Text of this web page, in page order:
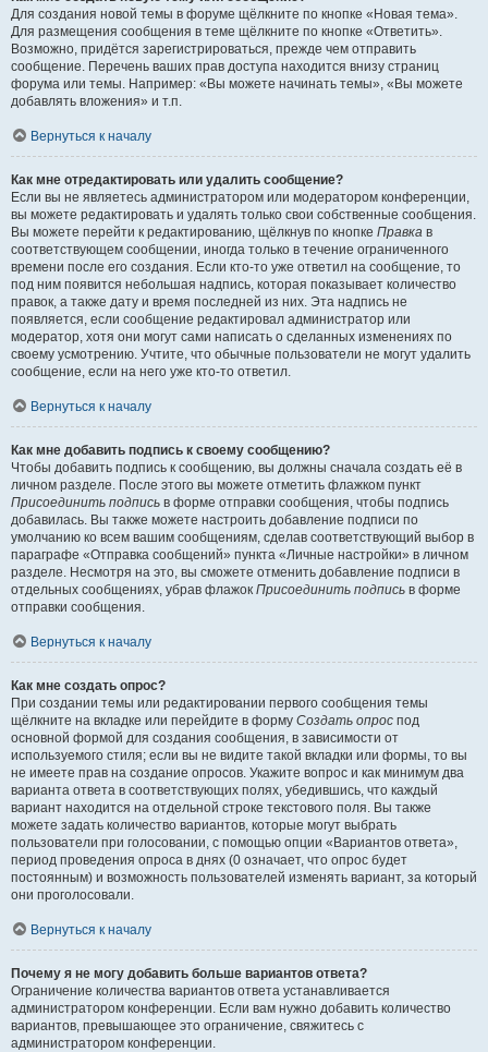
Для создания новой темы в форуме щёлкните по кнопке «Новая тема».
Для размещения сообщения в теме щёлкните по кнопке «Ответить».
Возможно, придётся зарегистрироваться, прежде чем отправить
сообщение. Перечень ваших прав доступа находится внизу страниц
форума или темы. Например: «Вы можете начинать темы», «Вы можете
добавлять вложения» и т.п.
Вернуться к началу
Как мне отредактировать или удалить сообщение?
Если вы не являетесь администратором или модератором конференции,
вы можете редактировать и удалять только свои собственные сообщения.
Вы можете перейти к редактированию, щёлкнув по кнопке Правка в
соответствующем сообщении, иногда только в течение ограниченного
времени после его создания. Если кто-то уже ответил на сообщение, то
под ним появится небольшая надпись, которая показывает количество
правок, а также дату и время последней из них. Эта надпись не
появляется, если сообщение редактировал администратор или
модератор, хотя они могут сами написать о сделанных изменениях по
своему усмотрению. Учтите, что обычные пользователи не могут удалить
сообщение, если на него уже кто-то ответил.
Вернуться к началу
Как мне добавить подпись к своему сообщению?
Чтобы добавить подпись к сообщению, вы должны сначала создать её в
личном разделе. После этого вы можете отметить флажком пункт
Присоединить подпись в форме отправки сообщения, чтобы подпись
добавилась. Вы также можете настроить добавление подписи по
умолчанию ко всем вашим сообщениям, сделав соответствующий выбор в
параграфе «Отправка сообщений» пункта «Личные настройки» в личном
разделе. Несмотря на это, вы сможете отменить добавление подписи в
отдельных сообщениях, убрав флажок Присоединить подпись в форме
отправки сообщения.
Вернуться к началу
Как мне создать опрос?
При создании темы или редактировании первого сообщения темы
щёлкните на вкладке или перейдите в форму Создать опрос под
основной формой для создания сообщения, в зависимости от
используемого стиля; если вы не видите такой вкладки или формы, то вы
не имеете прав на создание опросов. Укажите вопрос и как минимум два
варианта ответа в соответствующих полях, убедившись, что каждый
вариант находится на отдельной строке текстового поля. Вы также
можете задать количество вариантов, которые могут выбрать
пользователи при голосовании, с помощью опции «Вариантов ответа»,
период проведения опроса в днях (0 означает, что опрос будет
постоянным) и возможность пользователей изменять вариант, за который
они проголосовали.
Вернуться к началу
Почему я не могу добавить больше вариантов ответа?
Ограничение количества вариантов ответа устанавливается
администратором конференции. Если вам нужно добавить количество
вариантов, превышающее это ограничение, свяжитесь с
администратором конференции.